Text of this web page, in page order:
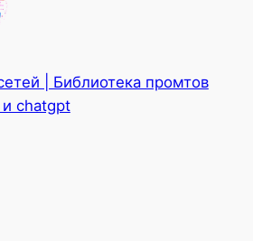
| Библиотека промтов
chatgpt